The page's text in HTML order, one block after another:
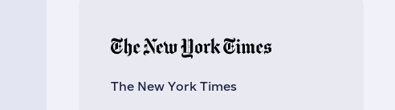
The New York Times